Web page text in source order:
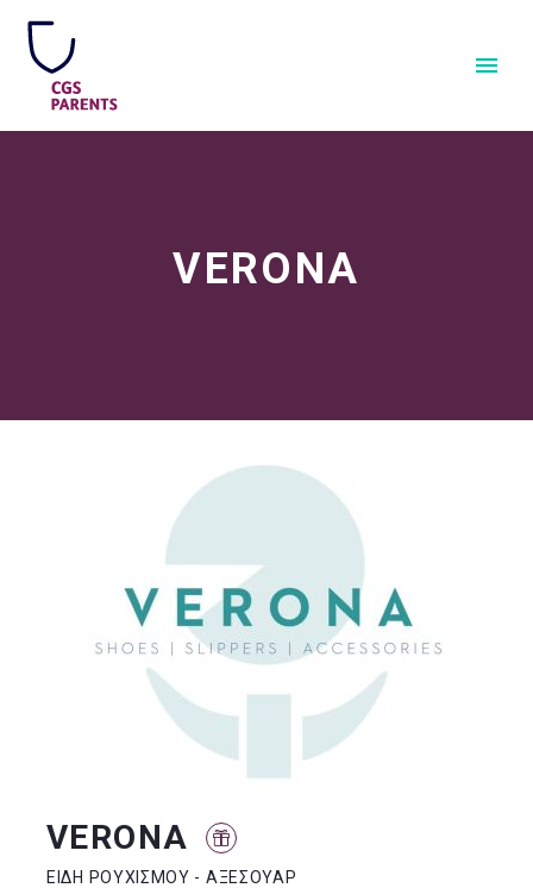
VERONA
VERONA
ΕΙΔΗ ΡΟΥΧΙΣΜΟΥ - ΑΞΕΣΟΥΑΡ